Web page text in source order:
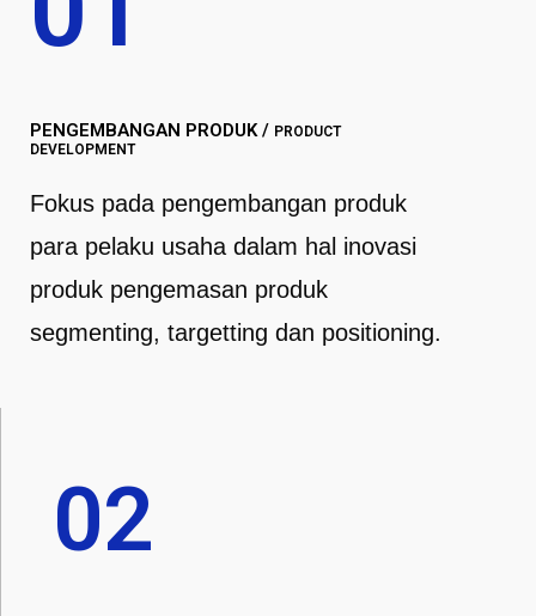
PENGEMBANGAN PRODUK / PRODUCT
DEVELOPMENT
Fokus pada pengembangan produk
para pelaku usaha dalam hal inovasi
produk pengemasan produk
segmenting, targetting dan positioning.
02